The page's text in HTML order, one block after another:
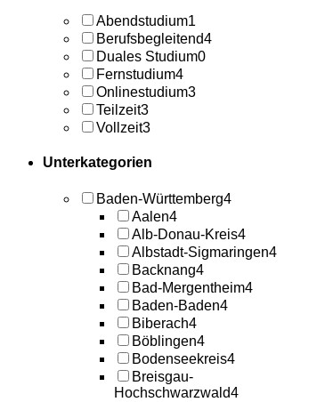
Abendstudium1
Berufsbegleitend4
Duales Studium0
Fernstudium4
Onlinestudium3
Teilzeit3
Vollzeit3
Unterkategorien
Baden-Württemberg4
Aalen4
Alb-Donau-Kreis4
Albstadt-Sigmaringen4
Backnang4
Bad-Mergentheim4
Baden-Baden4
Biberach4
Böblingen4
Bodenseekreis4
Breisgau-
Hochschwarzwald4